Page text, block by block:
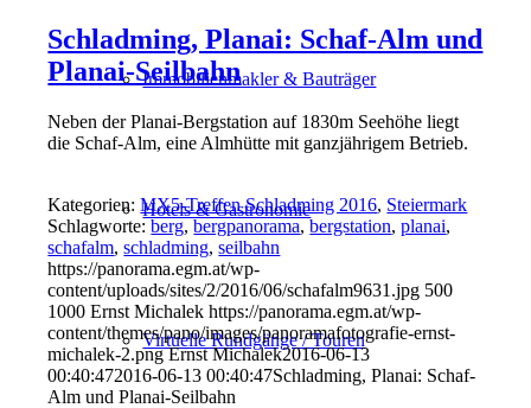
Immobilienmakler & Bauträger
Hotels & Gastronomie
Virtuelle Rundgänge / Touren
Schladming, Planai: Schaf-Alm und
Planai-Seilbahn
Neben der Planai-Bergstation auf 1830m Seehöhe liegt
die Schaf-Alm, eine Almhütte mit ganzjährigem Betrieb.
Kategorien:MX5-Treffen Schladming 2016, Steiermark
Schlagworte:berg,bergpanorama,bergstation,planai,
schafalm,schladming,seilbahn
https://panorama.egm.at/wp-
content/uploads/sites/2/2016/06/schafalm9631.jpg 500
1000 Ernst Michalek https://panorama.egm.at/wp-
content/themes/pano/images/panoramafotografie-ernst-
michalek-2.png Ernst Michalek2016-06-13
00:40:472016-06-13 00:40:47Schladming, Planai: Schaf-
Alm und Planai-Seilbahn